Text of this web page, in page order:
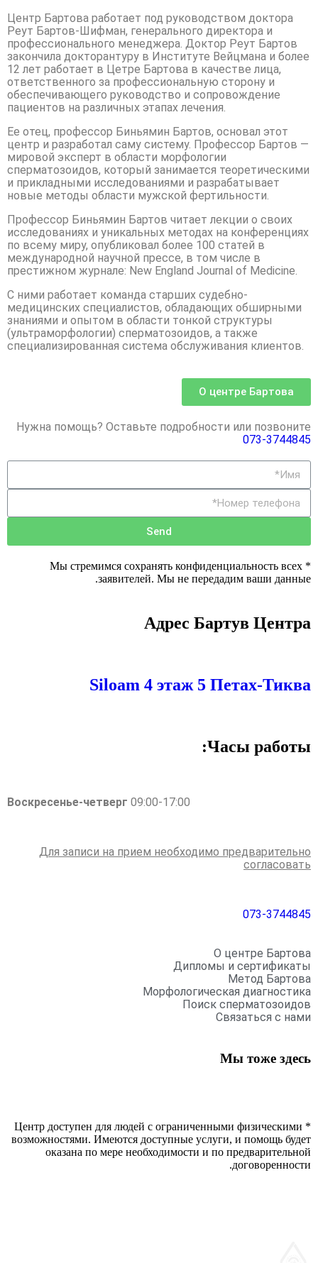
Центр Бартова работает под руководством доктора
Реут Бартов-Шифман, генерального директора и
профессионального менеджера. Доктор Реут Бартов
закончила докторантуру в Институте Вейцмана и более
12 лет работает в Цетре Бартова в качестве лица,
ответственного за профессиональную сторону и
обеспечивающего руководство и сопровождение
пациентов на различных этапах лечения.
Ее отец, профессор Биньямин Бартов, основал этот
центр и разработал саму систему. Профессор Бартов —
мировой эксперт в области морфологии
сперматозоидов, который занимается теоретическими
и прикладными исследованиями и разрабатывает
новые методы области мужской фертильности.
Профессор Биньямин Бартов читает лекции о своих
исследованиях и уникальных методах на конференциях
по всему миру, опубликовал более 100 статей в
международной научной прессе, в том числе в
престижном журнале: New England Journal of Medicine.
С ними работает команда старших судебно-
медицинских специалистов, обладающих обширными
знаниями и опытом в области тонкой структуры
(ультраморфологии) сперматозоидов, а также
специализированная система обслуживания клиентов.
О центре Бартова
Нужна помощь? Оставьте подробности или позвоните
073-3744845
Send
* Мы стремимся сохранять конфиденциальность всех
заявителей. Мы не передадим ваши данные.
Адрес Бартув Центра
Siloam 4 этаж 5 Петах-Тиква
Часы работы:
Воскресенье-четверг 09:00-17:00
Для записи на прием необходимо предварительно
согласовать
073-3744845
О центре Бартова
Дипломы и сертификаты
Метод Бартова
Морфологическая диагностика
Поиск сперматозоидов
Связаться с нами
Мы тоже здесь
* Центр доступен для людей с ограниченными физическими
возможностями. Имеются доступные услуги, и помощь будет
оказана по мере необходимости и по предварительной
договоренности.